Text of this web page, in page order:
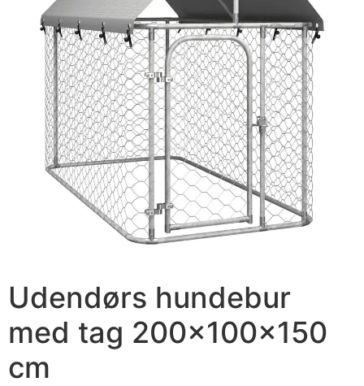
Udendørs hundebur
med tag 200x100x150
cm